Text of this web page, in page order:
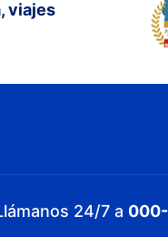
viajes
24/7 a